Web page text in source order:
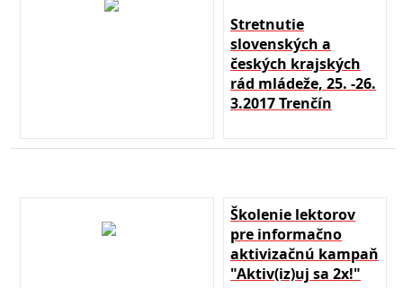
Stretnutie
slovenských a
českých krajských
rád mládeže, 25. -26.
3.2017 Trenčín
Školenie lektorov
pre informačno
aktivizačnú kampaň
"Aktiv(iz)uj sa 2x!"